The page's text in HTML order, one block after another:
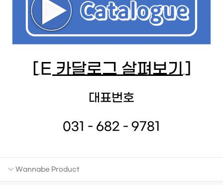
[E 카달로그 살펴보기]
대표번호
031 - 682 - 9781
Wannabe Product